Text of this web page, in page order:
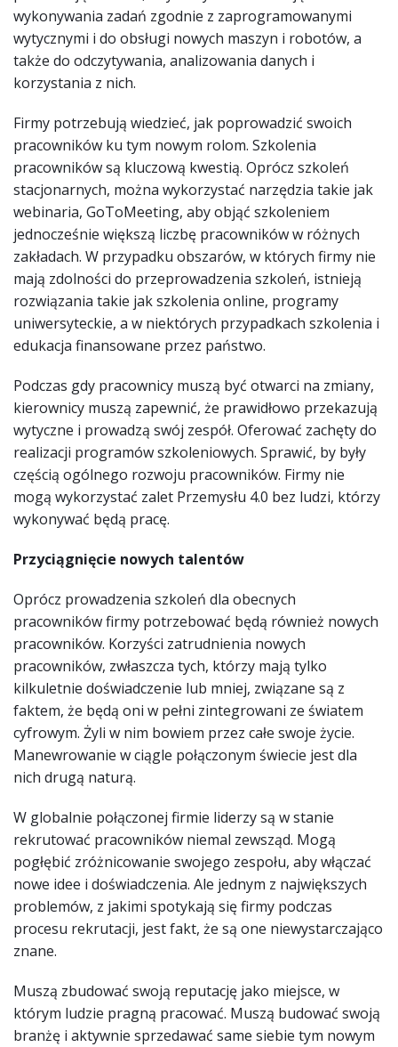
wykonywania zadań zgodnie z zaprogramowanymi
wytycznymi i do obsługi nowych maszyn i robotów, a
także do odczytywania, analizowania danych i
korzystania z nich.
Firmy potrzebują wiedzieć, jak poprowadzić swoich
pracowników ku tym nowym rolom. Szkolenia
pracowników są kluczową kwestią. Oprócz szkoleń
stacjonarnych, można wykorzystać narzędzia takie jak
webinaria, GoToMeeting, aby objąć szkoleniem
jednocześnie większą liczbę pracowników w różnych
zakładach. W przypadku obszarów, w których firmy nie
mają zdolności do przeprowadzenia szkoleń, istnieją
rozwiązania takie jak szkolenia online, programy
uniwersyteckie, a w niektórych przypadkach szkolenia i
edukacja finansowane przez państwo.
Podczas gdy pracownicy muszą być otwarci na zmiany,
kierownicy muszą zapewnić, że prawidłowo przekazują
wytyczne i prowadzą swój zespół. Oferować zachęty do
realizacji programów szkoleniowych. Sprawić, by były
częścią ogólnego rozwoju pracowników. Firmy nie
mogą wykorzystać zalet Przemysłu 4.0 bez ludzi, którzy
wykonywać będą pracę.
Przyciągnięcie nowych talentów
Oprócz prowadzenia szkoleń dla obecnych
pracowników firmy potrzebować będą również nowych
pracowników. Korzyści zatrudnienia nowych
pracowników, zwłaszcza tych, którzy mają tylko
kilkuletnie doświadczenie lub mniej, związane są z
faktem, że będą oni w pełni zintegrowani ze światem
cyfrowym. Żyli w nim bowiem przez całe swoje życie.
Manewrowanie w ciągle połączonym świecie jest dla
nich drugą naturą.
W globalnie połączonej firmie liderzy są w stanie
rekrutować pracowników niemal zewsząd. Mogą
pogłębić zróżnicowanie swojego zespołu, aby włączać
nowe idee i doświadczenia. Ale jednym z największych
problemów, z jakimi spotykają się firmy podczas
procesu rekrutacji, jest fakt, że są one niewystarczająco
znane.
Muszą zbudować swoją reputację jako miejsce, w
którym ludzie pragną pracować. Muszą budować swoją
branżę i aktywnie sprzedawać same siebie tym nowym